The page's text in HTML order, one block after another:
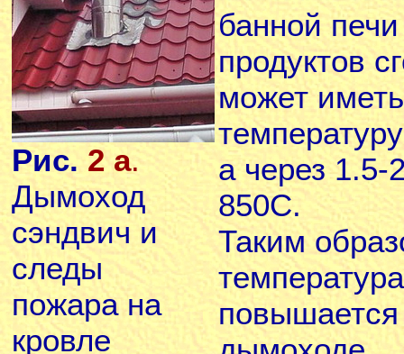
Рис. 2 а.
Дымоход
сэндвич и
следы
пожара на
кровле
банной печи
продуктов
может иметь
а через 1.5-
850С.
Таким
температура